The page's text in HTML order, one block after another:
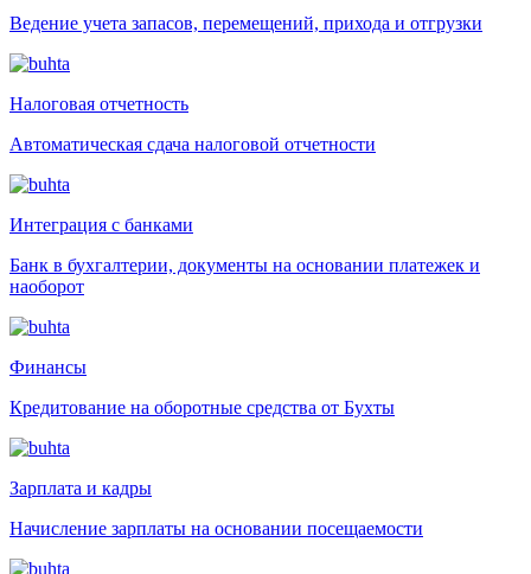
Ведение учета запасов, перемещений, прихода и отгрузки
Налоговая отчетность
Автоматическая сдача налоговой отчетности
Интеграция с банками
Банк в бухгалтерии, документы на основании платежек и
наоборот
Финансы
Кредитование на оборотные средства от Бухты
Зарплата и кадры
Начисление зарплаты на основании посещаемости